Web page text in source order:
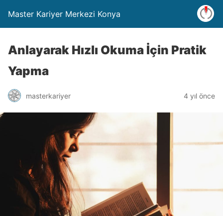
Master Kariyer Merkezi Konya
Anlayarak Hızlı Okuma İçin Pratik
Yapma
masterkariyer 4 yıl önce